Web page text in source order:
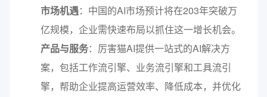
市场机遇：中国的AI市场预计将在203年突破万
亿规模，企业需快速布局以抓住这一增长机会。
产品与服务：厉害猫AI提供一站式的AI解决方
案，包括工作流引擎、业务流引擎和工具流引
擎，帮助企业提高运营效率、降低成本，并优化